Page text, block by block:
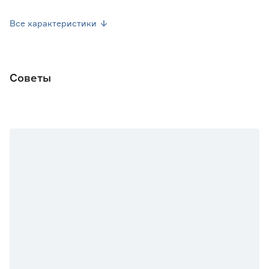
Все характеристики
Советы